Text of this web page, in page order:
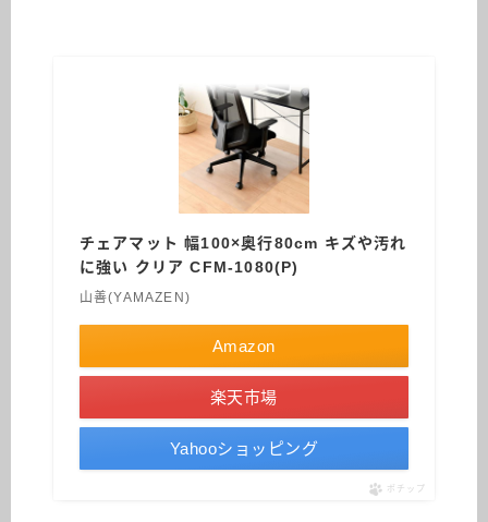
チェアマット 幅100×奥行80cm キズや汚れ
に強い クリア CFM-1080(P)
山善(YAMAZEN)
Amazon
楽天市場
Yahooショッピング
ポチップ